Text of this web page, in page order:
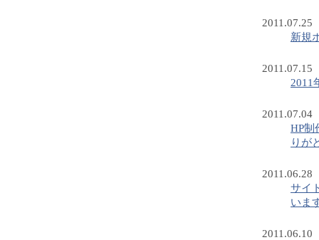
2011.07.25
新規
2011.07.15
2011
2011.07.04
HP制
りが
2011.06.28
サイ
いま
2011.06.10